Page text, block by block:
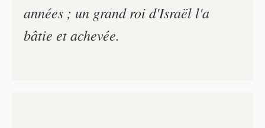
années ; un grand roi d'Israël l'a
bâtie et achevée.